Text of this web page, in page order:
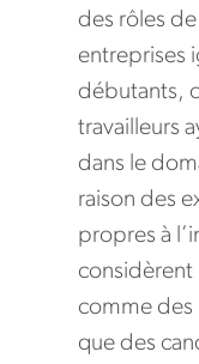
des rôles
entreprises
débutants,
travailleurs
dans le
raison des
propres à
considèrent
comme des
que des